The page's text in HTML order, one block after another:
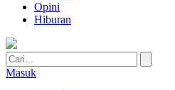
Opini
Hiburan
Masuk